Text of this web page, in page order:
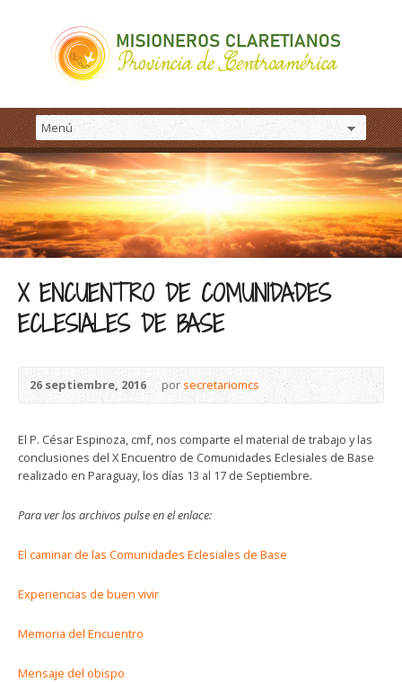
X ENCUENTRO DE COMUNIDADES
ECLESIALES DE BASE
26 septiembre, 2016 por secretariomcs
El P. César Espinoza, cmf, nos comparte el material de trabajo y las
conclusiones del X Encuentro de Comunidades Eclesiales de Base
realizado en Paraguay, los días 13 al 17 de Septiembre.
Para ver los archivos pulse en el enlace:
El caminar de las Comunidades Eclesiales de Base
Experiencias de buen vivir
Memoria del Encuentro
Mensaje del obispo